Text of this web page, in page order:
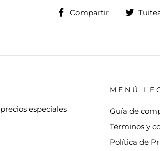
Compartir
especiales
MENÚ
Guía de
Términos y
Política de